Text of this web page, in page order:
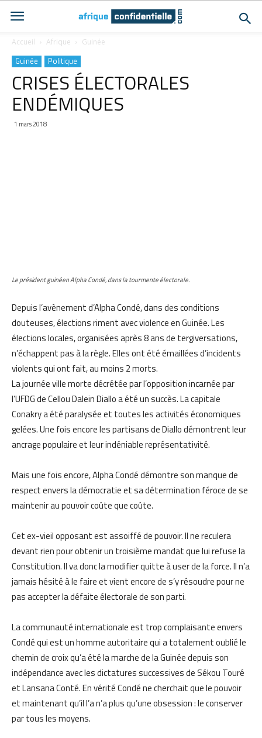
Accueil Afrique Guinée
Guinée Politique
CRISES ÉLECTORALES
ENDÉMIQUES
1 mars 2018
Le président guinéen Alpha Condé, dans la tourmente électorale.
Depuis l’avènement d’Alpha Condé, dans des conditions
douteuses, élections riment avec violence en Guinée. Les
élections locales, organisées après 8 ans de tergiversations,
n’échappent pas à la règle. Elles ont été émaillées d’incidents
violents qui ont fait, au moins 2 morts.
La journée ville morte décrétée par l’opposition incarnée par
l’UFDG de Cellou Dalein Diallo a été un succès. La capitale
Conakry a été paralysée et toutes les activités économiques
gelées. Une fois encore les partisans de Diallo démontrent leur
ancrage populaire et leur indéniable représentativité.
Mais une fois encore, Alpha Condé démontre son manque de
respect envers la démocratie et sa détermination féroce de se
maintenir au pouvoir coûte que coûte.
Cet ex-vieil opposant est assoiffé de pouvoir. Il ne reculera
devant rien pour obtenir un troisième mandat que lui refuse la
Constitution. Il va donc la modifier quitte à user de la force. Il n’a
jamais hésité à le faire et vient encore de s’y résoudre pour ne
pas accepter la défaite électorale de son parti.
La communauté internationale est trop complaisante envers
Condé qui est un homme autoritaire qui a totalement oublié le
chemin de croix qu’a été la marche de la Guinée depuis son
indépendance avec les dictatures successives de Sékou Touré
et Lansana Conté. En vérité Condé ne cherchait que le pouvoir
et maintenant qu’il l’a n’a plus qu’une obsession : le conserver
par tous les moyens.